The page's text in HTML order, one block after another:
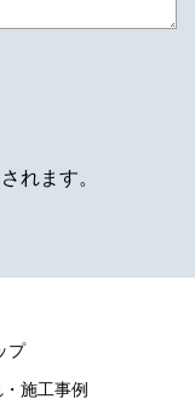
れます。
プ
施工事例